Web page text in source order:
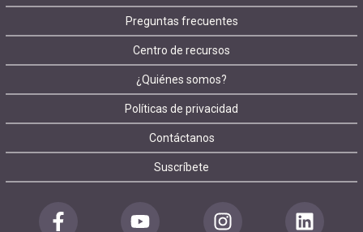
Footer
menu
Preguntas frecuentes
Centro de recursos
¿Quiénes somos?
Políticas de privacidad
Contáctanos
Suscríbete